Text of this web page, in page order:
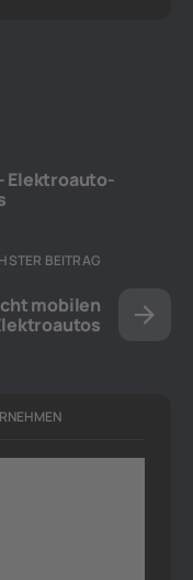
Elektroauto-
BEITRAG
mobilen